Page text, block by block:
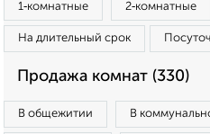
1‑комнатные 2‑комнатные
На длительный срок
Продажа комнат (330)
В общежитии В